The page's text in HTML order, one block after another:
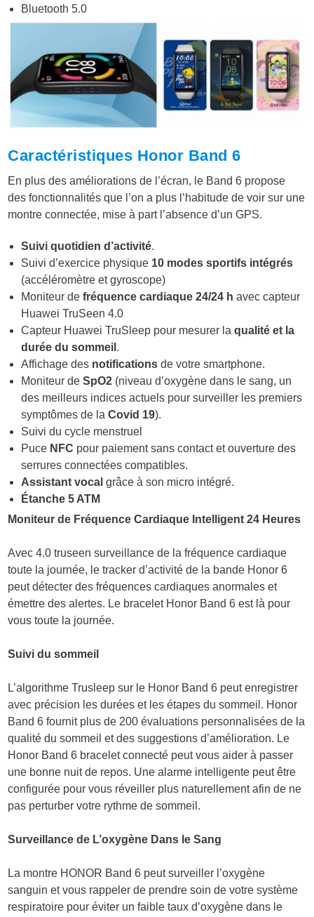
Bluetooth 5.0
Caractéristiques Honor Band 6
En plus des améliorations de l’écran, le Band 6 propose
des fonctionnalités que l’on a plus l’habitude de voir sur une
montre connectée, mise à part l’absence d’un GPS.
Suivi quotidien d’activité.
Suivi d’exercice physique 10 modes sportifs intégrés
(accéléromètre et gyroscope)
Moniteur defréquence cardiaque 24/24 havec capteur
Huawei TruSeen 4.0
Capteur Huawei TruSleep pour mesurer laqualité et la
durée du sommeil .
Affichage des notifications de votre smartphone.
Moniteur deSpO2 (niveau d’oxygène dans le sang, un
des meilleurs indices actuels pour surveiller les premiers
symptômes de la Covid 19).
Suivi du cycle menstruel
Puce NFC pour paiement sans contact et ouverture des
serrures connectées compatibles.
Assistant vocal grâce à son micro intégré.
Étanche 5 ATM
Moniteur de Fréquence Cardiaque Intelligent 24 Heures
Avec 4.0 truseen surveillance de la fréquence cardiaque
toute la journée, le tracker d’activité de la bande Honor 6
peut détecter des fréquences cardiaques anormales et
émettre des alertes. Le bracelet Honor Band 6 est là pour
vous toute la journée.
Suivi du sommeil
L’algorithme Trusleep sur le Honor Band 6 peut enregistrer
avec précision les durées et les étapes du sommeil. Honor
Band 6 fournit plus de 200 évaluations personnalisées de la
qualité du sommeil et des suggestions d’amélioration. Le
Honor Band 6 bracelet connecté peut vous aider à passer
une bonne nuit de repos. Une alarme intelligente peut être
configurée pour vous réveiller plus naturellement afin de ne
pas perturber votre rythme de sommeil.
Surveillance de L’oxygène Dans le Sang
La montre HONOR Band 6 peut surveiller l’oxygène
sanguin et vous rappeler de prendre soin de votre système
respiratoire pour éviter un faible taux d’oxygène dans le